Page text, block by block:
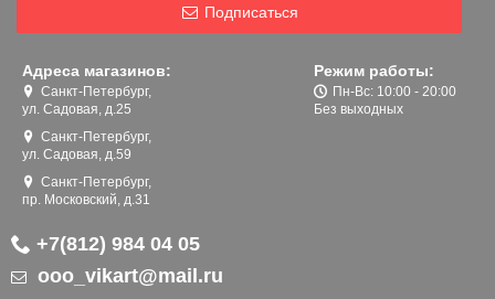
Подписаться
Адреса магазинов:
Санкт-Петербург,
ул. Садовая, д.25
Санкт-Петербург,
ул. Садовая, д.59
Санкт-Петербург,
пр. Московский, д.31
Режим работы:
Пн-Вс: 10:00 - 20:00
Без выходных
+7(812) 984 04 05
ooo_vikart@mail.ru